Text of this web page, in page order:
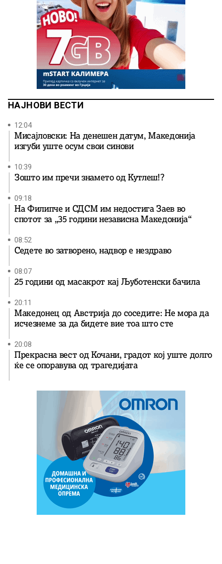
НАЈНОВИ ВЕСТИ
12:04
Мисајловски: На денешен датум, Македонија
изгуби уште осум свои синови
10:39
Зошто им пречи знамето од Кутлеш!?
09:18
На Филипче и СДСМ им недостига Заев во
спотот за „35 години независна Македонија“
08:52
Седете во затворено, надвор е нездраво
08:07
25 години од масакрот кај Љуботенски бачила
20:11
Македонец од Австрија до соседите: Не мора да
исчезнеме за да бидете вие ​​тоа што сте
20:08
Прекрасна вест од Кочани, градот кој уште долго
ќе се опоравува од трагедијата